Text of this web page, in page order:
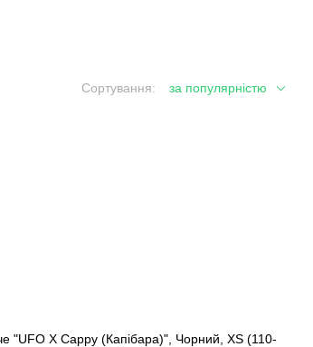
Сортування: за популярністю